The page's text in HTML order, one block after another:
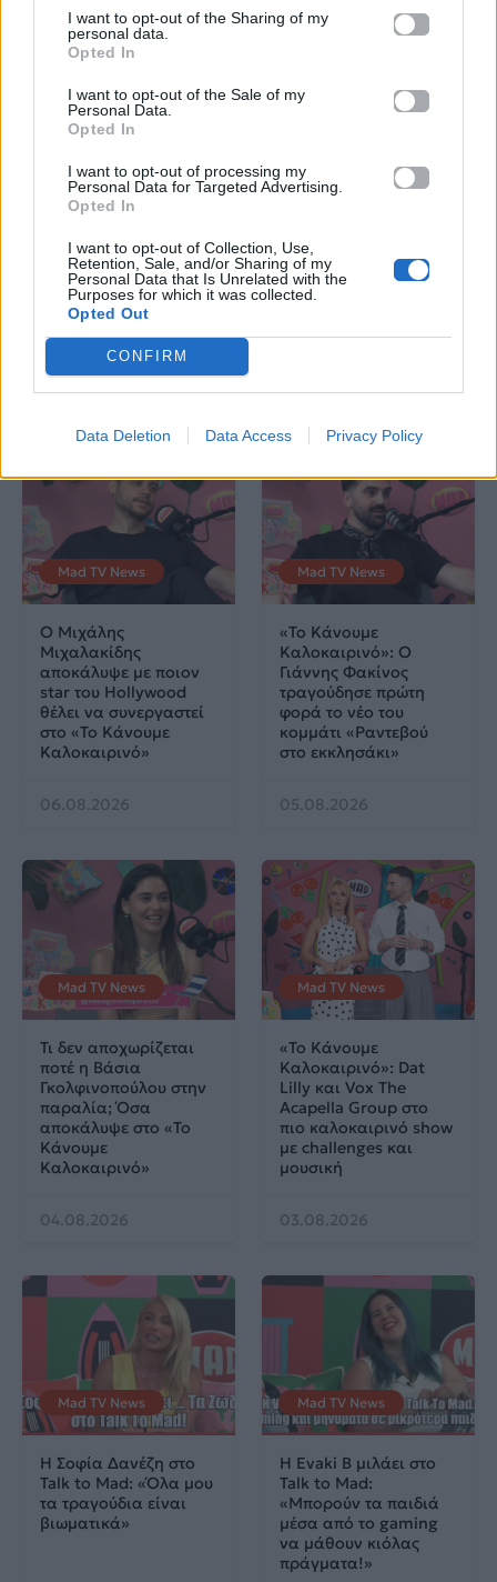
I want to opt-out of the Sharing of my
personal data.
Opted In
I want to opt-out of the Sale of my
Personal Data.
Opted In
I want to opt-out of processing my
Personal Data for Targeted Advertising.
Opted In
I want to opt-out of Collection, Use,
Retention, Sale, and/or Sharing of my
Personal Data that Is Unrelated with the
Purposes for which it was collected.
Opted Out
CONFIRM
Data Deletion Data Access Privacy Policy
«Το Κάνουμε
Θεώνη Τάκου άνοιξε
την καλοκαιρινή της
τσάντα και αποκάλυψε
τα αγαπημένα της
essentials
07.08.2026
από το «Λογαριασμό»
της Κατερίνας Λιόλιου
06.08.2026
Mad TV News
Ο Μιχάλης
Μιχαλακίδης
αποκάλυψε με ποιον
star του Hollywood
θέλει να συνεργαστεί
στο «Το Κάνουμε
Καλοκαιρινό»
06.08.2026
Mad TV News
«Το Κάνουμε
Καλοκαιρινό»: Ο
Γιάννης Φακίνος
τραγούδησε πρώτη
φορά το νέο του
κομμάτι «Ραντεβού
στο εκκλησάκι»
05.08.2026
Mad TV News
Τι δεν αποχωρίζεται
ποτέ η Βάσια
Γκολφινοπούλου στην
παραλία; Όσα
αποκάλυψε στο «Το
Κάνουμε
Καλοκαιρινό»
04.08.2026
Mad TV News
«Το Κάνουμε
Καλοκαιρινό»: Dat
Lilly και Vox The
Acapella Group στο
πιο καλοκαιρινό show
με challenges και
μουσική
03.08.2026
Mad TV News
H Σοφία Δανέζη στο
Talk to Mad: «Όλα μου
τα τραγούδια είναι
βιωματικά»
Mad TV News
Η Evaki B μιλάει στο
Talk to Mad:
«Μπορούν τα παιδιά
μέσα από το gaming
να μάθουν κιόλας
πράγματα!»